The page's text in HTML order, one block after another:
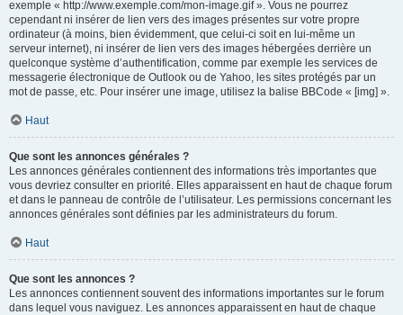
exemple « http://www.exemple.com/mon-image.gif ». Vous ne pourrez
cependant ni insérer de lien vers des images présentes sur votre propre
ordinateur (à moins, bien évidemment, que celui-ci soit en lui-même un
serveur internet), ni insérer de lien vers des images hébergées derrière un
quelconque système d’authentification, comme par exemple les services de
messagerie électronique de Outlook ou de Yahoo, les sites protégés par un
mot de passe, etc. Pour insérer une image, utilisez la balise BBCode « [img] ».
Haut
Que sont les annonces générales ?
Les annonces générales contiennent des informations très importantes que
vous devriez consulter en priorité. Elles apparaissent en haut de chaque forum
et dans le panneau de contrôle de l’utilisateur. Les permissions concernant les
annonces générales sont définies par les administrateurs du forum.
Haut
Que sont les annonces ?
Les annonces contiennent souvent des informations importantes sur le forum
dans lequel vous naviguez. Les annonces apparaissent en haut de chaque